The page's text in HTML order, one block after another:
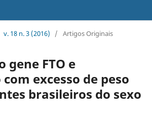
v. 18 n. 3 (2016) / Artigos Originais
gene FTO e
excesso de peso
brasileiros do sexo